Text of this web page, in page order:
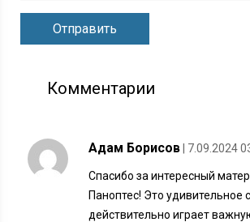
Комментарии
Адам Борисов | 7.09.2024
Спасибо за интересный
Паноптес! Это удивительное
действительно играет